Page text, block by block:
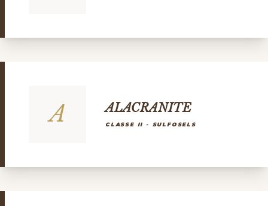
A ALACRANITE
CLASSE II - SULFOSELS